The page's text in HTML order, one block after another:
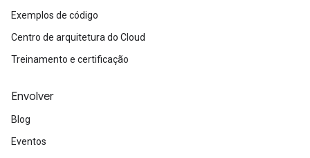
Exemplos de código
Centro de arquitetura do Cloud
Treinamento e certificação
Envolver
Blog
Eventos